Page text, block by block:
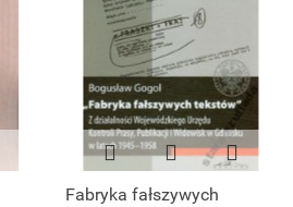
Fabryka fałszywych